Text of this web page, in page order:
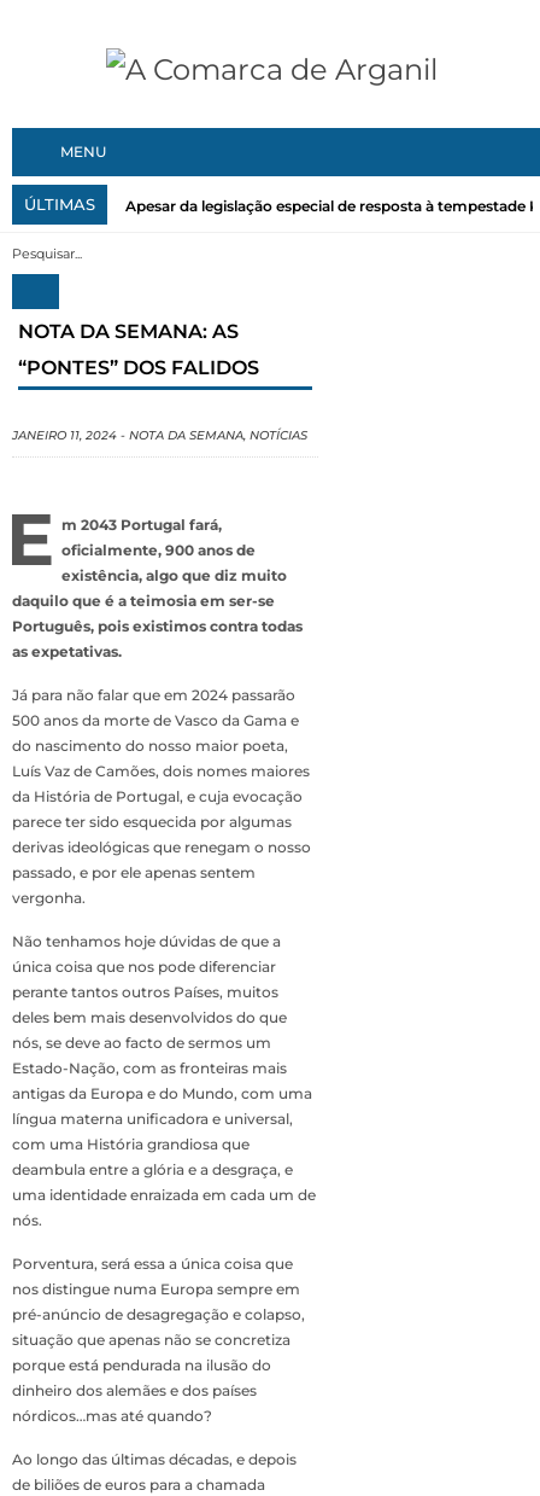
MENU
ÚLTIMAS Apesar da legislação especial de resposta à tempestade
NOTA DA SEMANA: AS
“PONTES” DOS FALIDOS
JANEIRO 11, 2024 - NOTA DA SEMANA, NOTÍCIAS
E m 2043 Portugal fará,
oficialmente, 900 anos de
existência, algo que diz muito
daquilo que é a teimosia em ser-se
Português, pois existimos contra todas
as expetativas.
Já para não falar que em 2024 passarão
500 anos da morte de Vasco da Gama e
do nascimento do nosso maior poeta,
Luís Vaz de Camões, dois nomes maiores
da História de Portugal, e cuja evocação
parece ter sido esquecida por algumas
derivas ideológicas que renegam o nosso
passado, e por ele apenas sentem
vergonha.
Não tenhamos hoje dúvidas de que a
única coisa que nos pode diferenciar
perante tantos outros Países, muitos
deles bem mais desenvolvidos do que
nós, se deve ao facto de sermos um
Estado-Nação, com as fronteiras mais
antigas da Europa e do Mundo, com uma
língua materna unificadora e universal,
com uma História grandiosa que
deambula entre a glória e a desgraça, e
uma identidade enraizada em cada um de
nós.
Porventura, será essa a única coisa que
nos distingue numa Europa sempre em
pré-anúncio de desagregação e colapso,
situação que apenas não se concretiza
porque está pendurada na ilusão do
dinheiro dos alemães e dos países
nórdicos…mas até quando?
Ao longo das últimas décadas, e depois
de biliões de euros para a chamada